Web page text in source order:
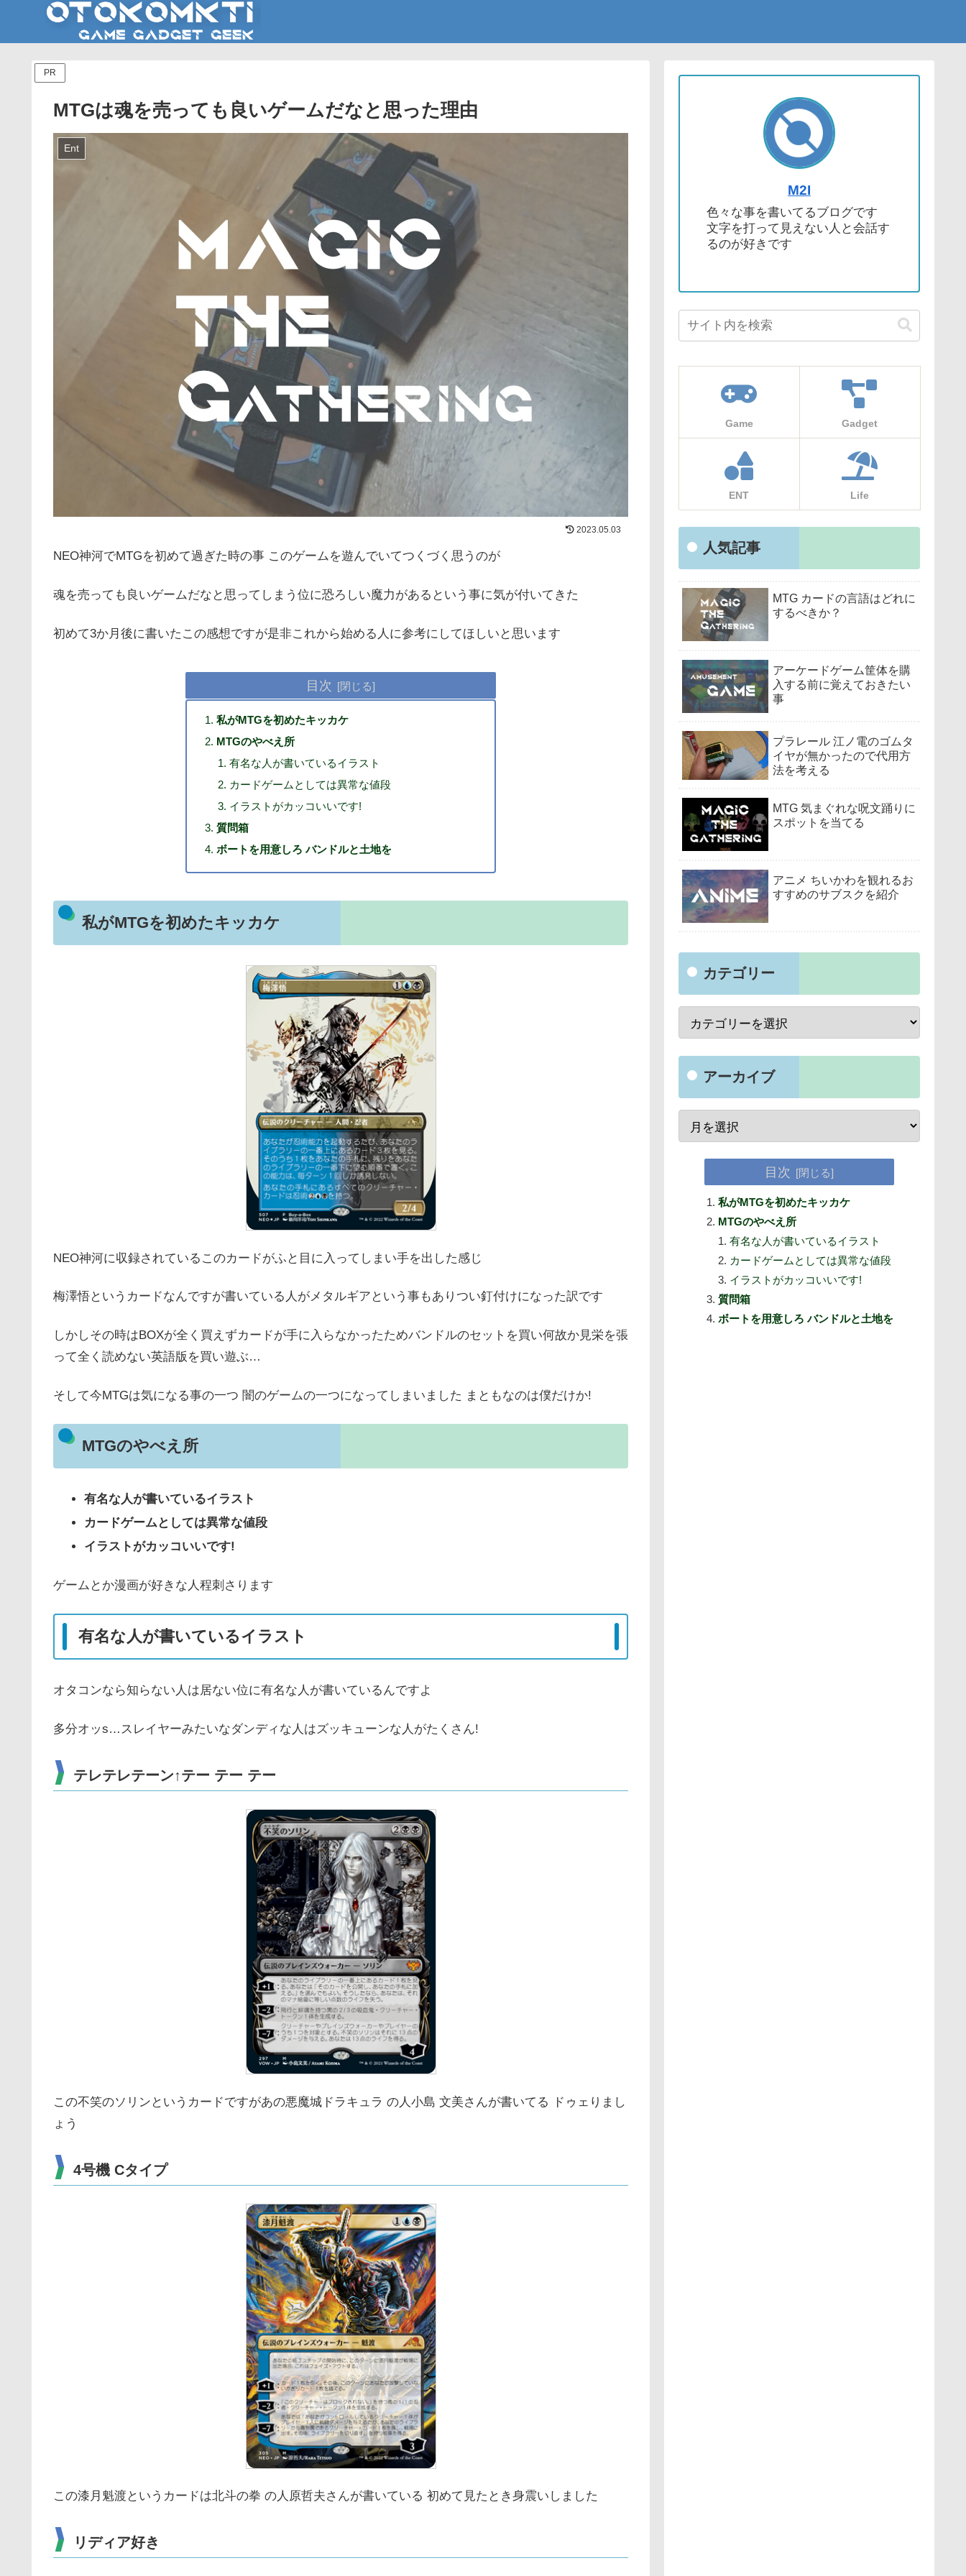
PR
MTGは魂を売っても良いゲームだなと思った理由
Ent
2023.05.03
NEO神河でMTGを初めて過ぎた時の事 このゲームを遊んでいてつくづく思うのが
魂を売っても良いゲームだなと思ってしまう位に恐ろしい魔力があるという事に気が付いてきた
初めて3か月後に書いたこの感想ですが是非これから始める人に参考にしてほしいと思います
目次
私がMTGを初めたキッカケ
MTGのやべえ所
有名な人が書いているイラスト
カードゲームとしては異常な値段
イラストがカッコいいです!
質問箱
ボートを用意しろ バンドルと土地を
私がMTGを初めたキッカケ
NEO神河に収録されているこのカードがふと目に入ってしまい手を出した感じ
梅澤悟というカードなんですが書いている人がメタルギアという事もありつい釘付けになった訳です
しかしその時はBOXが全く買えずカードが手に入らなかったためバンドルのセットを買い何故か見栄を張
って全く読めない英語版を買い遊ぶ…
そして今MTGは気になる事の一つ 闇のゲームの一つになってしまいました まともなのは僕だけか!
MTGのやべえ所
有名な人が書いているイラスト
カードゲームとしては異常な値段
イラストがカッコいいです!
ゲームとか漫画が好きな人程刺さります
有名な人が書いているイラスト
オタコンなら知らない人は居ない位に有名な人が書いているんですよ
多分オッs…スレイヤーみたいなダンディな人はズッキューンな人がたくさん!
テレテレテーン↑テー テー テー
この不笑のソリンというカードですがあの悪魔城ドラキュラ の人小島 文美さんが書いてる ドゥェりまし
ょう
4号機 Cタイプ
この漆月魁渡というカードは北斗の拳 の人原哲夫さんが書いている 初めて見たとき身震いしました
リディア好き
M2I
色々な事を書いてるブログです
文字を打って見えない人と会話す
るのが好きです
Game Gadget
ENT Life
人気記事
MTG カードの言語はどれに
するべきか？
アーケードゲーム筐体を購
入する前に覚えておきたい
事
プラレール 江ノ電のゴムタ
イヤが無かったので代用方
法を考える
MTG 気まぐれな呪文踊りに
スポットを当てる
アニメ ちいかわを観れるお
すすめのサブスクを紹介
カテゴリー
アーカイブ
目次
私がMTGを初めたキッカケ
MTGのやべえ所
有名な人が書いているイラスト
カードゲームとしては異常な値段
イラストがカッコいいです!
質問箱
ボートを用意しろ バンドルと土地を